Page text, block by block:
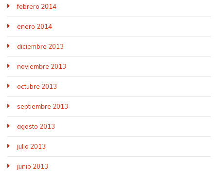
febrero 2014
enero 2014
diciembre 2013
noviembre 2013
octubre 2013
septiembre 2013
agosto 2013
julio 2013
junio 2013